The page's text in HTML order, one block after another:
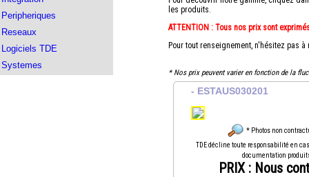
Peripheriques
Reseaux
Logiciels TDE
Systemes
les produits.
ATTENTION : Tous nos prix sont
Pour tout renseignement, n'hésitez pas
* Nos prix peuvent varier en fonction de la
- ESTAUS030201
* Photos non
TDE décline toute responsabilité en
documentation
PRIX : Nous